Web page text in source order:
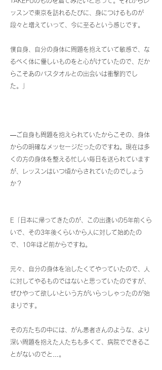
ッスンで東京を訪れるたびに、身につけるものが
段々と増えていって、今に至るという感じです。
僕自身、自分の身体に問題を抱えていて敏感で、な
るべく体に優しいものをと心がけていたので、だか
らこそあのバスタオルとの出会いは衝撃的でし
た。」
―ご自身も問題を抱えられていたからこその、身体
からの明確なメッセージだったのですね。現在は多
くの方の身体を整える忙しい毎日を送られています
が、レッスンはいつ頃からされていたのでしょう
か？
E「日本に帰ってきたのが、この出逢いの5年前くら
いで、その3年後くらいから人に対して始めたの
で、10年ほど前からですね。
元々、自分の身体を治したくてやっていたので、人
に対してやるものではないと思っていたのですが、
ぜひやって欲しいという方がいらっしゃったのが始
まりです。
その方たちの中には、がん患者さんのような、より
深い問題を抱えた人たちも多くて、病院でできるこ
とがないのでと…。